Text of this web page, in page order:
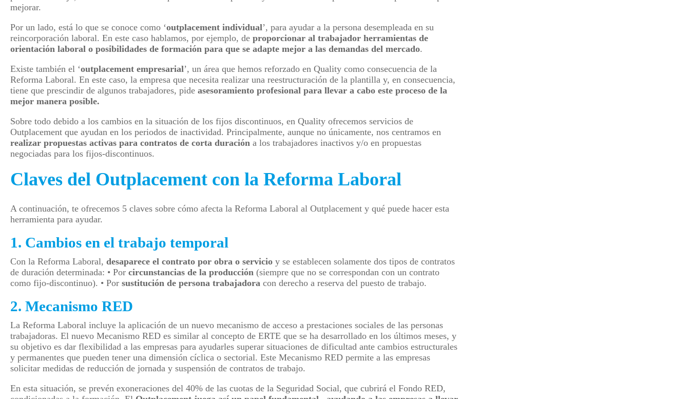
mejorar.
Por un lado, está lo que se conoce como ‘outplacement individual’, para ayudar a la persona desempleada en su
reincorporación laboral. En este caso hablamos, por ejemplo, de proporcionar al trabajador herramientas de
orientación laboral o posibilidades de formación para que se adapte mejor a las demandas del mercado.
Existe también el ‘outplacement empresarial’, un área que hemos reforzado en Quality como consecuencia de la
Reforma Laboral. En este caso, la empresa que necesita realizar una reestructuración de la plantilla y, en consecuencia,
tiene que prescindir de algunos trabajadores, pide asesoramiento profesional para llevar a cabo este proceso de la
mejor manera posible.
Sobre todo debido a los cambios en la situación de los fijos discontinuos, en Quality ofrecemos servicios de
Outplacement que ayudan en los periodos de inactividad. Principalmente, aunque no únicamente, nos centramos en
realizar propuestas activas para contratos de corta duración a los trabajadores inactivos y/o en propuestas
negociadas para los fijos-discontinuos.
Claves del Outplacement con la Reforma Laboral
A continuación, te ofrecemos 5 claves sobre cómo afecta la Reforma Laboral al Outplacement y qué puede hacer esta
herramienta para ayudar.
1. Cambios en el trabajo temporal
Con la Reforma Laboral, desaparece el contrato por obra o servicio y se establecen solamente dos tipos de contratos
de duración determinada: • Por circunstancias de la producción (siempre que no se correspondan con un contrato
como fijo-discontinuo). • Por sustitución de persona trabajadora con derecho a reserva del puesto de trabajo.
2. Mecanismo RED
La Reforma Laboral incluye la aplicación de un nuevo mecanismo de acceso a prestaciones sociales de las personas
trabajadoras. El nuevo Mecanismo RED es similar al concepto de ERTE que se ha desarrollado en los últimos meses, y
su objetivo es dar flexibilidad a las empresas para ayudarles superar situaciones de dificultad ante cambios estructurales
y permanentes que pueden tener una dimensión cíclica o sectorial. Este Mecanismo RED permite a las empresas
solicitar medidas de reducción de jornada y suspensión de contratos de trabajo.
En esta situación, se prevén exoneraciones del 40% de las cuotas de la Seguridad Social, que cubrirá el Fondo RED,